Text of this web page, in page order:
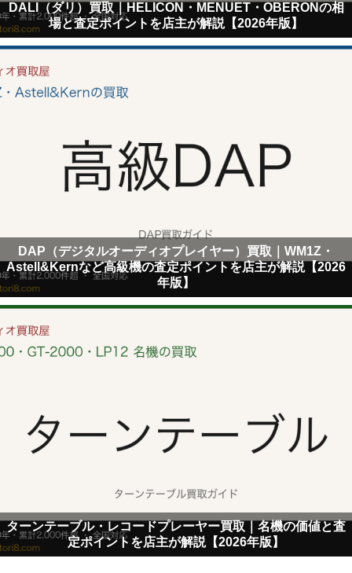
DALI（ダリ）買取｜HELICON・MENUET・OBERONの相
場と査定ポイントを店主が解説【2026年版】
DAP（デジタルオーディオプレイヤー）買取｜WM1Z・
Astell&Kernなど高級機の査定ポイントを店主が解説【2026
年版】
ターンテーブル・レコードプレーヤー買取｜名機の価値と査
定ポイントを店主が解説【2026年版】